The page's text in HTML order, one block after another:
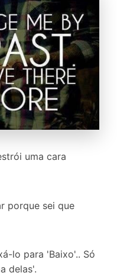
uma cara
porque sei que
lo para 'Baixo'.. Só
delas'.